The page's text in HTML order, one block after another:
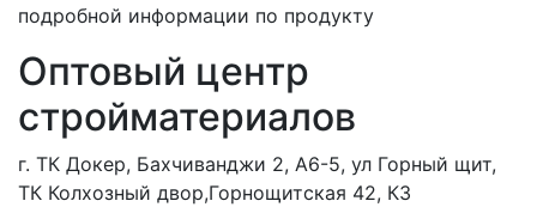
подробной информации по продукту
Оптовый центр
стройматериалов
г. ТК Докер, Бахчиванджи 2, А6-5, ул Горный щит,
ТК Колхозный двор,Горнощитская 42, К3